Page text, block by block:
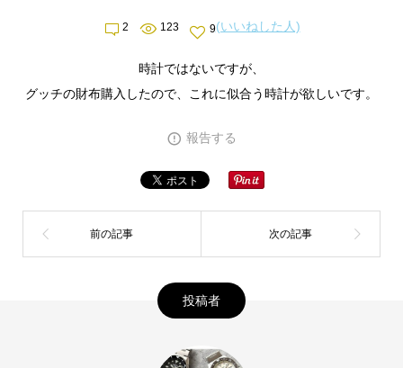
2 123 9(いいねした人)
時計ではないですが、
グッチの財布購入したので、これに似合う時計が欲しいです。
報告する
投稿者